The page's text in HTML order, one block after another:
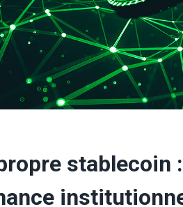
stablecoin :